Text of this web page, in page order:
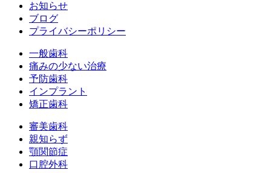
お知らせ
ブログ
プライバシーポリシー
一般歯科
痛みの少ない治療
予防歯科
インプラント
矯正歯科
審美歯科
親知らず
顎関節症
口腔外科